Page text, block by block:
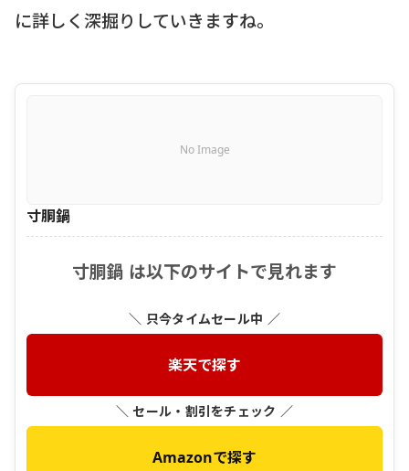
に詳しく深掘りしていきますね。
No Image
寸胴鍋
寸胴鍋 は以下のサイトで見れます
＼ 只今タイムセール中 ／
楽天で探す
＼ セール・割引をチェック ／
Amazonで探す